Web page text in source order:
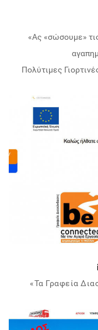
«Ας «σώσουμε»
Πολύτιμες
«Τα Γραφεία